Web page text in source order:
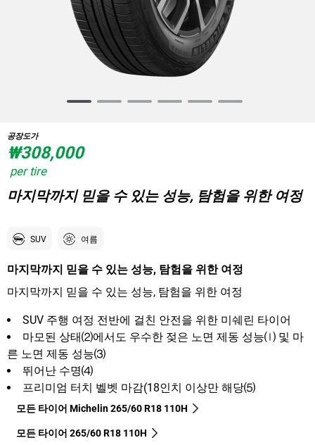
6
공장도가
₩308,000
per tire
마지막까지 믿을 수 있는 성능, 탐험을 위한 여정
SUV 여름
마지막까지 믿을 수 있는 성능, 탐험을 위한 여정
마지막까지 믿을 수 있는 성능, 탐험을 위한 여정
SUV 주행 여정 전반에 걸친 안전을 위한 미쉐린 타이어
마모된 상태⑵에서도 우수한 젖은 노면 제동 성능⒧ 및 마
른 노면 제동 성능⑶
뛰어난 수명⑷
프리미엄 터치 벨벳 마감(18인치 이상만 해당⑸
모든 타이어 Michelin 265/60 R18 110H
모든 타이어‎ 265/60 R18 110H